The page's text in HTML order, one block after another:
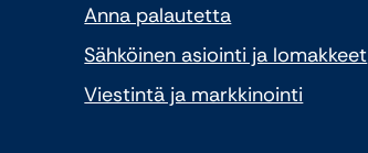
Anna palautetta
Sähköinen asiointi ja lomakkeet
Viestintä ja markkinointi